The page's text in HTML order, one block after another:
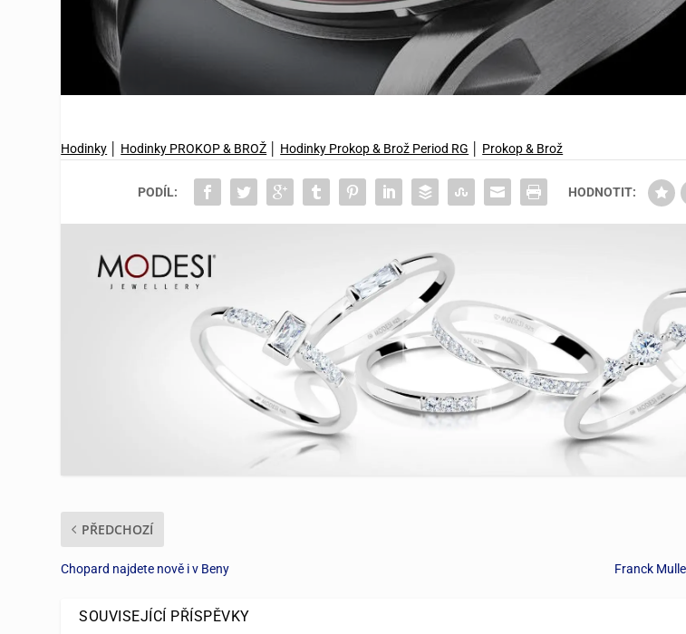
Hodinky Hodinky PROKOP & BROŽ Hodinky Prokop & Brož Period RG Prokop & Brož
PODÍL: HODNOTIT:
PŘEDCHOZÍ
Chopard najdete nově i v Beny Franck
SOUVISEJÍCÍ PŘÍSPĚVKY